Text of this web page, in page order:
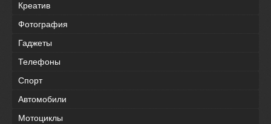
Креатив
Фотография
Гаджеты
Телефоны
Спорт
Автомобили
Мотоциклы